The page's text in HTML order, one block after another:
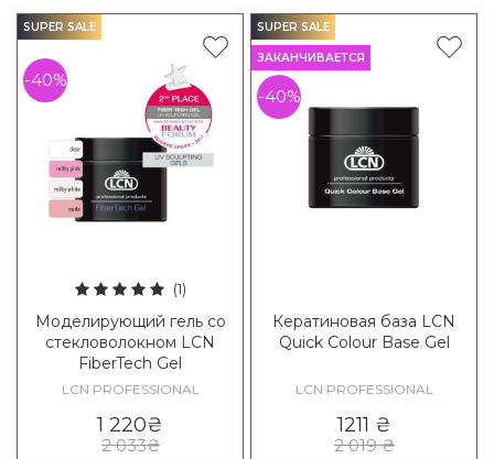
SUPER SALE
-40%
(1)
Моделирующий гель со
стекловолокном LCN
FiberTech Gel
LCN PROFESSIONAL
1 220₴
2 033₴
SUPER SALE
ЗАКАНЧИВАЕТСЯ
-40%
Кератиновая база LCN
Quick Colour Base Gel
LCN PROFESSIONAL
1211 ₴
2 019₴